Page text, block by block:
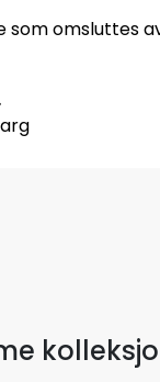
som omsluttes